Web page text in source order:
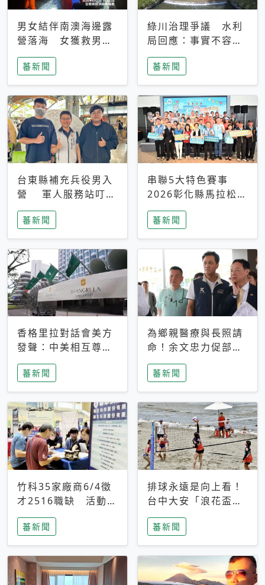
男女結伴南澳海邊露
營落海 女獲救男仍
搜救中
蕃新聞
綠川治理爭議 水利
局回應：事實不容被
選擇性解讀
蕃新聞
台東縣補充兵役男入
營 軍人服務站叮嚀
及歡送
蕃新聞
串聯5大特色賽事
2026彰化縣馬拉松嘉
年華啟動
蕃新聞
香格里拉對話會美方
發聲：中美相互尊
重、良性溝通事關全
球和平穩定
蕃新聞
為鄉親醫療與長照請
命！余文忠力促部苗
升格「台大苗栗分
院」
蕃新聞
竹科35家廠商6/4徵
才2516職缺 活動當
天完成面試2家廠商
即可參加抽獎
蕃新聞
排球永遠是向上看！
台中大安「浪花盃」
沙排賽今日起跑 烈
日、海風、餐車派對
引爆海線初夏
蕃新聞